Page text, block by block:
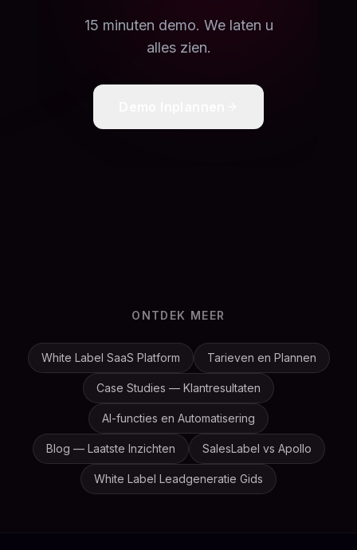
15 minuten demo. We laten u
alles zien.
ONTDEK MEER
White Label SaaS Platform Tarieven en Plannen
Case Studies — Klantresultaten
AI-functies en Automatisering
Blog — Laatste Inzichten SalesLabel vs Apollo
White Label Leadgeneratie Gids